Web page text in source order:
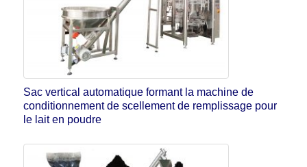
Sac vertical automatique formant la machine de
conditionnement de scellement de remplissage pour
le lait en poudre